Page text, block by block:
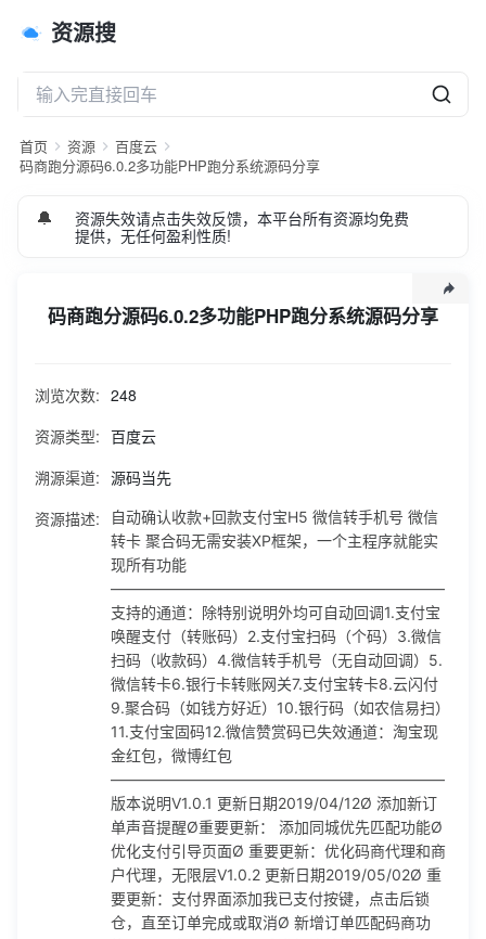
资源搜
首页 资源
百度云
码商跑分源码6.0.2多功能PHP跑分系统源码分享
🔔
资源失效请点击失效反馈，本平台所有资源均免费
提供，无任何盈利性质!
码商跑分源码6.0.2多功能PHP跑分系统源码分享
——————————————————————支持的通
道：除特别说明外均可自动回调1.支付宝唤醒支付（转账码）
（无自动回调）5.微信转卡6.银行卡转账网关7.支付宝转卡8.
支付宝固码12.微信赞赏码已失效通道：淘宝现金红包，微博红
包——————————————————————版本说明
V1.0.1 更新日期2019/04/12Ø 添加新订单声音提醒Ø重要更
新： 添加同城优先匹配功能Ø 优化支付引导页面Ø 重要更新：
优化码商代理和商户代理，无限层V1.0.2 更新日期2019/05/0
2Ø 重要更新：支付界面添加我已支付按键，点击后锁仓，直
至订单完成或取消Ø 新增订单匹配码商功能，用于支付金额不
一致进行补单操作Ø 后台可设置码商提现手续费Ø 修复其他已
知BUGV1.0.3 更新日期2019/07/23Ø重要更新： 订单在未超
时或确认支付前不匹配同一个码商相同金额Ø 后台订单统计功
能：分待支付，已提交，已超时，已取消，已完成状态，统计
更直观Ø 优化前台订单页面，显示效果Ø 修复其他已知BUGV
1.0.4 更新日期2019/08/20Ø 重要更新：增加自动确认，支持
支付宝，微信，钱方好近，云闪付的自动回调Ø 增加代理一键
上下线功能，只有允许的情况，代理下面的所有会员才可上线
Ø 增加识别无效码功能，连续5笔发起没支付的自动下线15分
钟，并提示码商：该收款方式疑似异常，请确认正常后再上线
（数字后台可调）V2.0.5 更新日期2019/09/28Ø 后台订单界
浏览次数: 248
资源类型: 百度云
溯源渠道: 源码当先
资源描述:
自动确认收款+回款支付宝H5 微信转手机号 微信
转卡 聚合码无需安装XP框架，一个主程序就能实
现所有功能
——————————————————————
支持的通道：除特别说明外均可自动回调1.支付宝
唤醒支付（转账码）2.支付宝扫码（个码）3.微信
扫码（收款码）4.微信转手机号（无自动回调）5.
微信转卡6.银行卡转账网关7.支付宝转卡8.云闪付
9.聚合码（如钱方好近）10.银行码（如农信易扫）
11.支付宝固码12.微信赞赏码已失效通道：淘宝现
金红包，微博红包
——————————————————————
版本说明V1.0.1 更新日期2019/04/12Ø 添加新订
单声音提醒Ø重要更新： 添加同城优先匹配功能Ø
优化支付引导页面Ø 重要更新：优化码商代理和商
户代理，无限层V1.0.2 更新日期2019/05/02Ø 重
要更新：支付界面添加我已支付按键，点击后锁
仓，直至订单完成或取消Ø 新增订单匹配码商功